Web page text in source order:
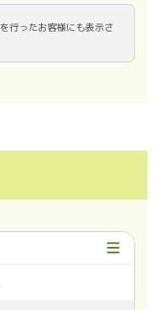
行ったお客様にも表示さ